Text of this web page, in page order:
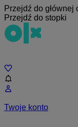
Przejdź do głównej
Przejdź do stopki
Twoje konto